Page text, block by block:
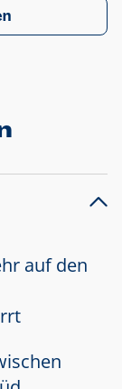
auf den